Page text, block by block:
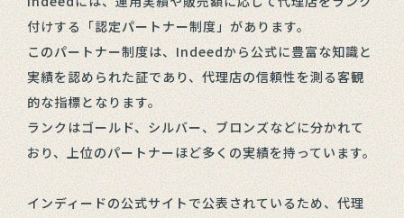
付けする「認定パートナー制度」があります。
このパートナー制度は、Indeedから公式に豊富な知識と
実績を認められた証であり、代理店の信頼性を測る客観
的な指標となります。
ランクはゴールド、シルバー、ブロンズなどに分かれて
おり、上位のパートナーほど多くの実績を持っています。
インディードの公式サイトで公表されているため、代理